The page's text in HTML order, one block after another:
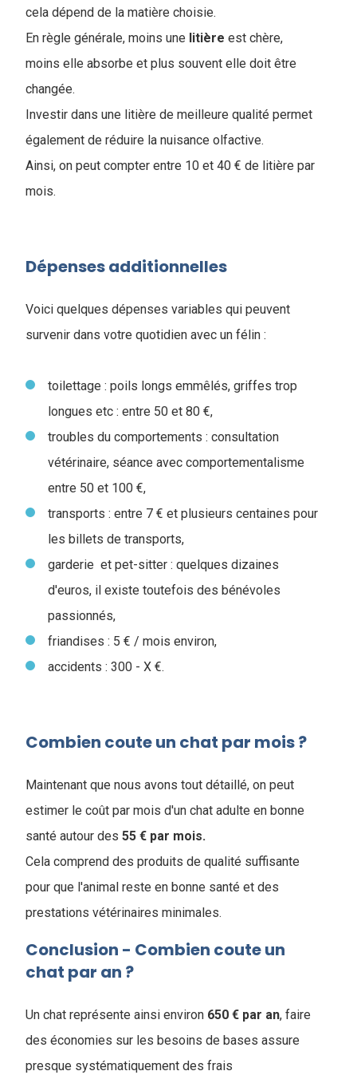
cela dépend de la matière choisie.
En règle générale, moins une litière est chère,
moins elle absorbe et plus souvent elle doit être
changée.
Investir dans une litière de meilleure qualité permet
également de réduire la nuisance olfactive.
Ainsi, on peut compter entre 10 et 40 € de litière par
mois.
Dépenses additionnelles
Voici quelques dépenses variables qui peuvent
survenir dans votre quotidien avec un félin :
toilettage : poils longs emmêlés, griffes trop
longues etc : entre 50 et 80 €,
troubles du comportements : consultation
vétérinaire, séance avec comportementalisme
entre 50 et 100 €,
transports : entre 7 € et plusieurs centaines pour
les billets de transports,
garderie et pet-sitter : quelques dizaines
d'euros, il existe toutefois des bénévoles
passionnés,
friandises : 5 € / mois environ,
accidents : 300 - X €.
Combien coute un chat par mois ?
Maintenant que nous avons tout détaillé, on peut
estimer le coût par mois d'un chat adulte en bonne
santé autour des 55 € par mois.
Cela comprend des produits de qualité suffisante
pour que l'animal reste en bonne santé et des
prestations vétérinaires minimales.
Conclusion - Combien coute un
chat par an ?
Un chat représente ainsi environ 650 € par an, faire
des économies sur les besoins de bases assure
presque systématiquement des frais